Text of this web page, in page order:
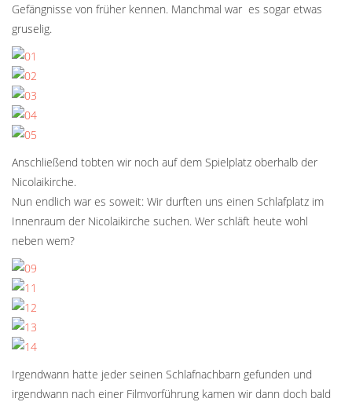
Gefängnisse von früher kennen. Manchmal war es sogar etwas
gruselig.
Anschließend tobten wir noch auf dem Spielplatz oberhalb der
Nicolaikirche.
Nun endlich war es soweit: Wir durften uns einen Schlafplatz im
Innenraum der Nicolaikirche suchen. Wer schläft heute wohl
neben wem?
Irgendwann hatte jeder seinen Schlafnachbarn gefunden und
irgendwann nach einer Filmvorführung kamen wir dann doch bald